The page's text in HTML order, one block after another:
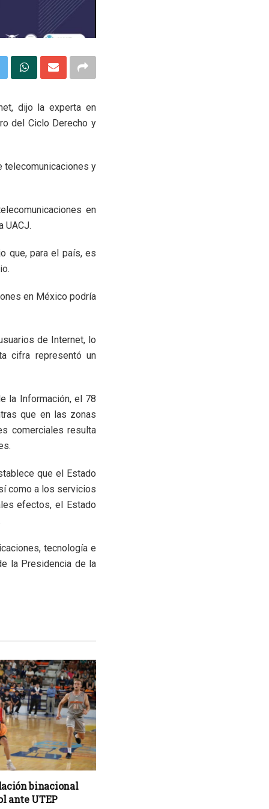
dijo la experta en
del Ciclo Derecho y
telecomunicaciones y
en
UACJ.
que, para el país, es
en México podría
de Internet, lo
cifra representó un
la Información, el 78
que en las zonas
comerciales resulta
que el Estado
como a los servicios
efectos, el Estado
tecnología e
la Presidencia de la
binacional
ante UTEP